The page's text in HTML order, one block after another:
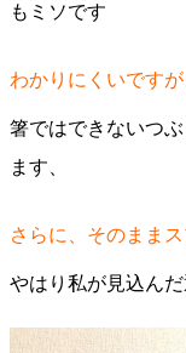
もミソです
わかりにくいです
箸ではできないつ
ます、
さらに、そのまま
やはり私が見込ん